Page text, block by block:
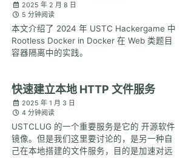
2025 年 2 月 8 日
5 分钟阅读
本文介绍了 2024 年 USTC Hackergame 中
Rootless Docker in Docker 在 Web 类题目
容器隔离中的实践。
快速建立本地 HTTP 文件服务
2025 年 1 月 3 日
4 分钟阅读
USTCLUG 的一个重要服务是它的 开源软件
镜像。但是我们这里要讨论的，是另一种自
己在本地搭建的文件服务，目的是加速对远